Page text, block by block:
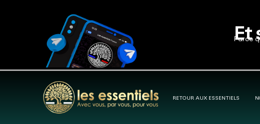
Et
Parce
RETOUR AUX ESSENTIELS